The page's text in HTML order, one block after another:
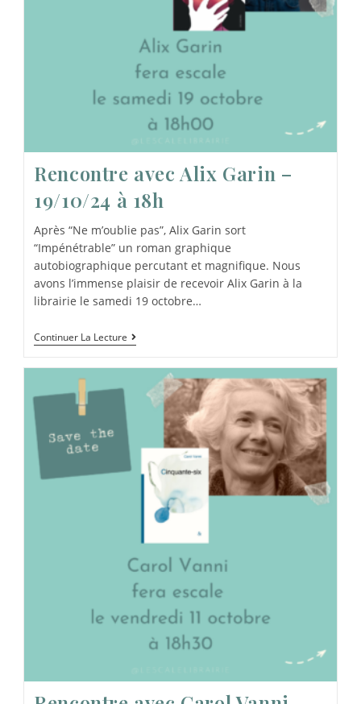
Rencontre avec Alix Garin –
19/10/24 à 18h
Après “Ne m’oublie pas”, Alix Garin sort
“Impénétrable” un roman graphique
autobiographique percutant et magnifique. Nous
avons l’immense plaisir de recevoir Alix Garin à la
librairie le samedi 19 octobre…
Continuer La Lecture